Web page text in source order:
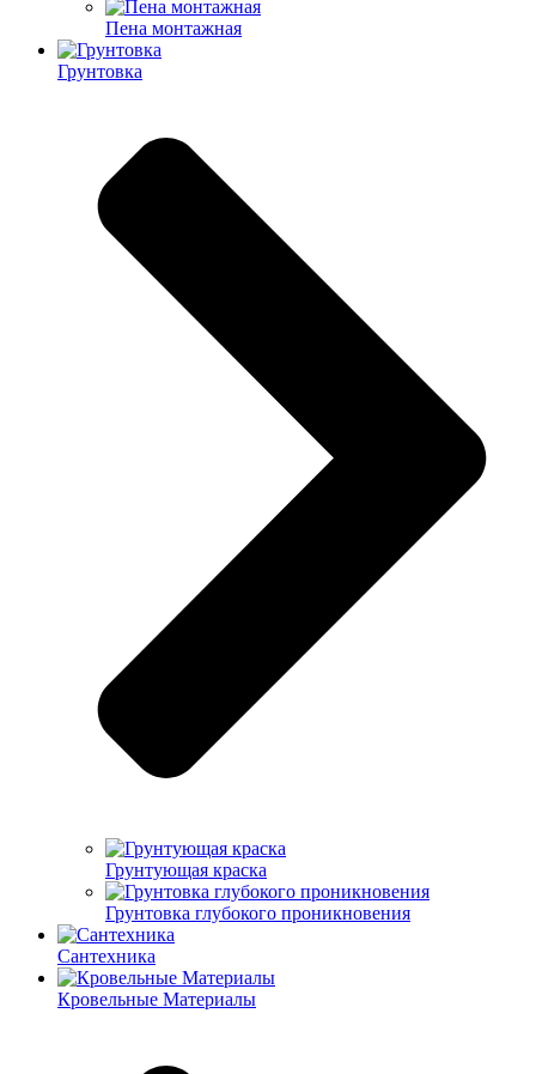
Пена монтажная
Грунтовка
Грунтующая краска
Грунтовка глубокого проникновения
Сантехника
Кровельные Материалы